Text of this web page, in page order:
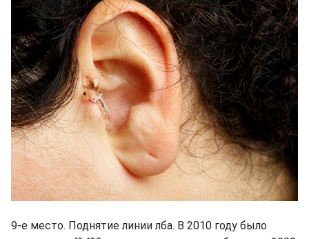
9-е место. Поднятие линии лба. В 2010 году было